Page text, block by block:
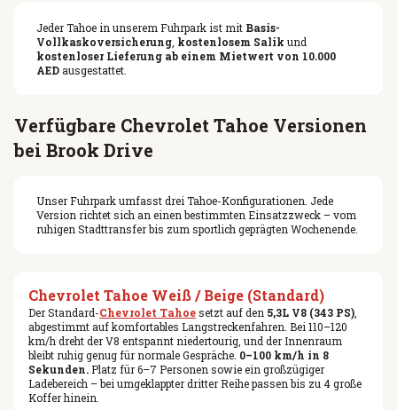
Jeder Tahoe in unserem Fuhrpark ist mit Basis-
Vollkaskoversicherung kostenlosem Salik und
kostenloser Lieferung ab einem Mietwert von 10.000
AED ausgestattet.
Verfügbare Chevrolet Tahoe Versionen
bei Brook Drive
Unser Fuhrpark umfasst drei Tahoe-Konfigurationen. Jede
Version richtet sich an einen bestimmten Einsatzzweck – vom
ruhigen Stadttransfer bis zum sportlich geprägten Wochenende.
Chevrolet Tahoe Weiß / Beige (Standard)
Der Standard-Chevrolet Tahoesetzt auf den 5,3L V8 (343 PS)
abgestimmt auf komfortables Langstreckenfahren. Bei 110–120
km/h dreht der V8 entspannt niedertourig, und der Innenraum
bleibt ruhig genug für normale Gespräche. 0–100 km/h in 8
Sekunden.Platz für 6–7 Personen sowie ein großzügiger
Ladebereich – bei umgeklappter dritter Reihe passen bis zu 4 große
Koffer hinein.